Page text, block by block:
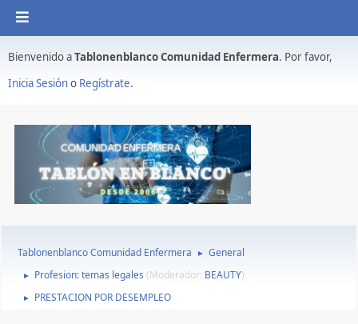
Bienvenido aTablonenblanco Comunidad Enfermera. Por favor,
Inicia Sesióno Regístrate.
Tablonenblanco Comunidad Enfermera ► General
► Profesion: temas legales (Moderador: BEAUTY)
► PRESTACION POR DESEMPLEO